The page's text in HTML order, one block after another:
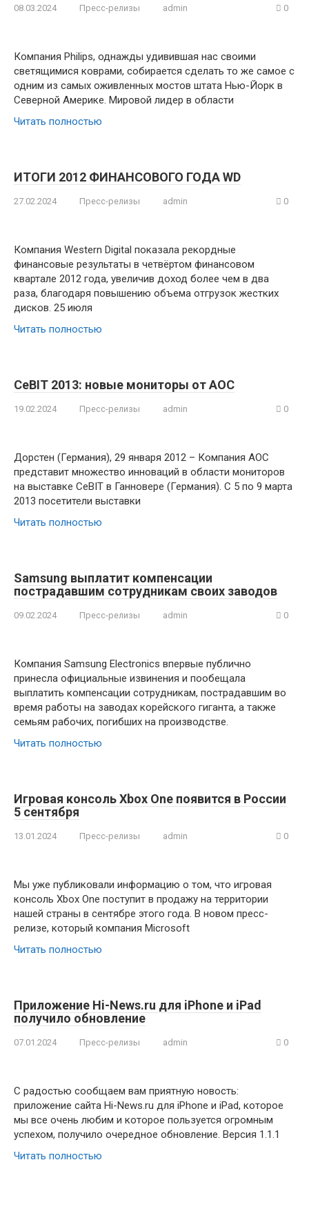
08.03.2024 Пресс-релизы admin 0
Компания Philips, однажды удивившая нас своими
светящимися коврами, собирается сделать то же самое с
одним из самых оживленных мостов штата Нью-Йорк в
Северной Америке. Мировой лидер в области
Читать полностью
ИТОГИ 2012 ФИНАНСОВОГО ГОДА WD
27.02.2024 Пресс-релизы admin 0
Компания Western Digital показала рекордные
финансовые результаты в четвёртом финансовом
квартале 2012 года, увеличив доход более чем в два
раза, благодаря повышению объема отгрузок жестких
дисков. 25 июля
Читать полностью
CeBIT 2013: новые мониторы от AOC
19.02.2024 Пресс-релизы admin 0
Дорстен (Германия), 29 января 2012 – Компания AOC
представит множество инноваций в области мониторов
на выставке CeBIT в Ганновере (Германия). C 5 по 9 марта
2013 посетители выставки
Читать полностью
Samsung выплатит компенсации
пострадавшим сотрудникам своих заводов
09.02.2024 Пресс-релизы admin 0
Компания Samsung Electronics впервые публично
принесла официальные извинения и пообещала
выплатить компенсации сотрудникам, пострадавшим во
время работы на заводах корейского гиганта, а также
семьям рабочих, погибших на производстве.
Читать полностью
Игровая консоль Xbox One появится в России
5 сентября
13.01.2024 Пресс-релизы admin 0
Мы уже публиковали информацию о том, что игровая
консоль Xbox One поступит в продажу на территории
нашей страны в сентябре этого года. В новом пресс-
релизе, который компания Microsoft
Читать полностью
Приложение Hi-News.ru для iPhone и iPad
получило обновление
07.01.2024 Пресс-релизы admin 0
С радостью сообщаем вам приятную новость:
приложение сайта Hi-News.ru для iPhone и iPad, которое
мы все очень любим и которое пользуется огромным
успехом, получило очередное обновление. Версия 1.1.1
Читать полностью